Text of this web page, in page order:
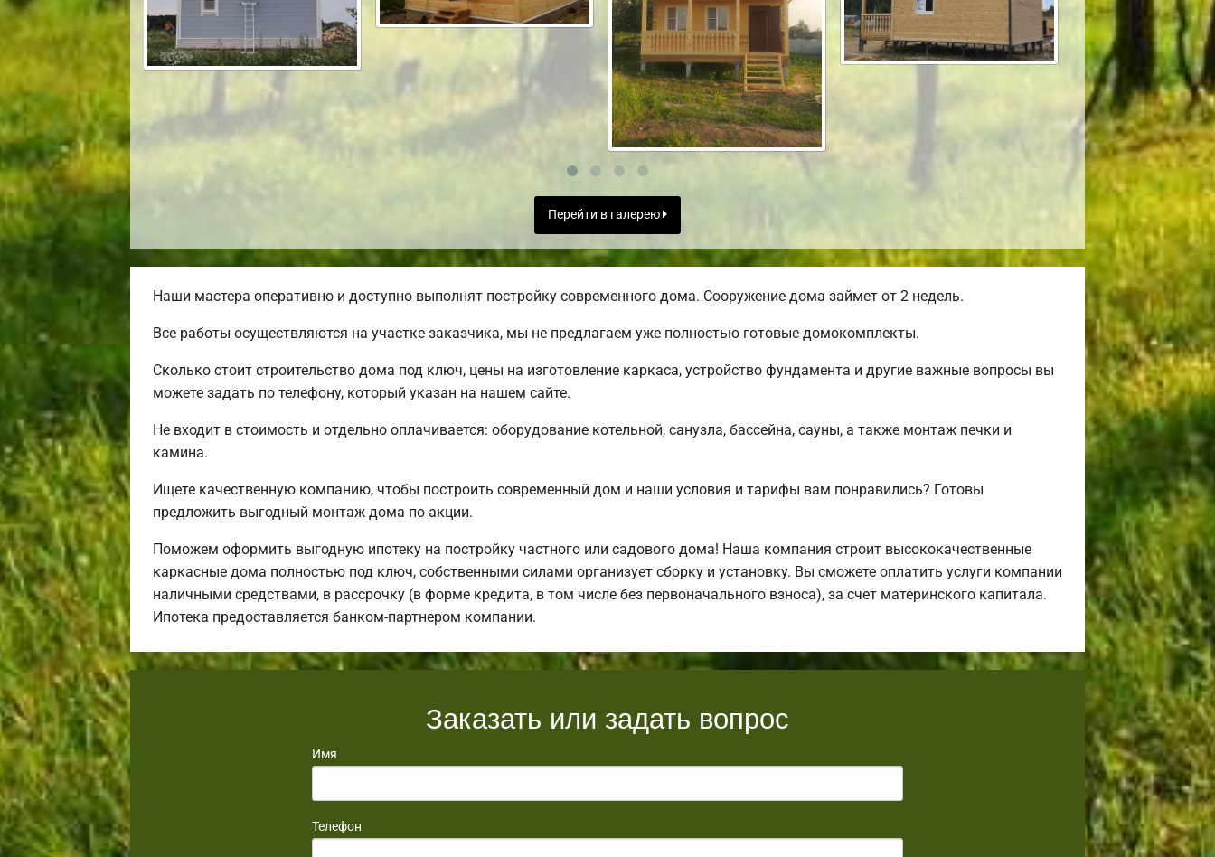
Перейти в галерею
Наши мастера оперативно и доступно выполнят постройку современного дома. Сооружение дома займет от 2 недель.
Все работы осуществляются на участке заказчика, мы не предлагаем уже полностью готовые домокомплекты.
Сколько стоит строительство дома под ключ, цены на изготовление каркаса, устройство фундамента и другие важные вопросы вы
можете задать по телефону, который указан на нашем сайте.
Не входит в стоимость и отдельно оплачивается: оборудование котельной, санузла, бассейна, сауны, а также монтаж печки и
камина.
Ищете качественную компанию, чтобы построить современный дом и наши условия и тарифы вам понравились? Готовы
предложить выгодный монтаж дома по акции.
Поможем оформить выгодную ипотеку на постройку частного или садового дома! Наша компания строит высококачественные
каркасные дома полностью под ключ, собственными силами организует сборку и установку. Вы сможете оплатить услуги компании
наличными средствами, в рассрочку (в форме кредита, в том числе без первоначального взноса), за счет материнского капитала.
Ипотека предоставляется банком-партнером компании.
Заказать или задать вопрос
Имя
Телефон